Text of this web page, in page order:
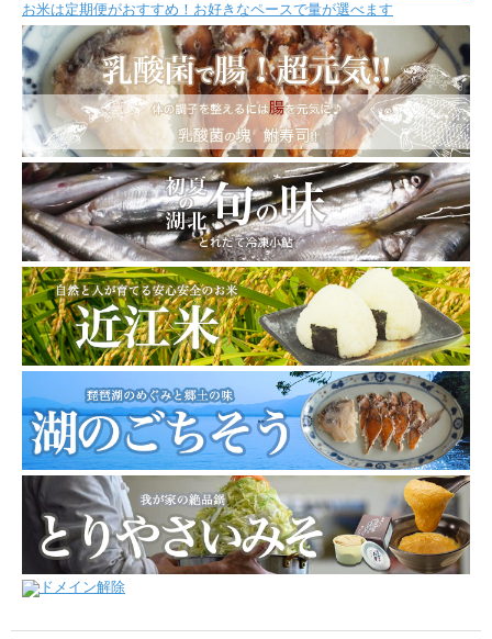
お米は定期便がおすすめ！お好きなペースで量が選べます